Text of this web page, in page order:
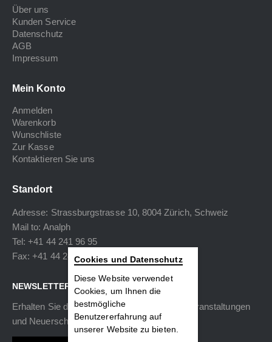
Über uns
Kunden Service
Datenschutz
AGB
Impressum
Mein Konto
Anmelden
Warenkorb
Wunschliste
Zur Kasse
Kontaktieren Sie uns
Standort
Adresse: Strassburgstrasse 10, 8004 Zürich, Schweiz
Mail to: Analph
Tel: +41 44 241 96 95
Fax: +41 44 240 34 40
NEWSLETTER
Erhalten Sie die neuesten Informationen zu Veranstaltungen
und Neuerscheinungen.
Cookies und Datenschutz
Diese Website verwendet
Cookies, um Ihnen die
bestmögliche
Benutzererfahrung auf
unserer Website zu bieten.